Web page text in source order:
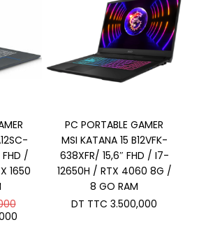
FHD /
1650
Le
prix
initial
Le
PC PORTABLE GAMER
MSI KATANA 15 B12VFK-
638XFR/ 15,6″ FHD / I7-
12650H / RTX 4060 8G /
8 GO RAM
DT TTC 3.500,000